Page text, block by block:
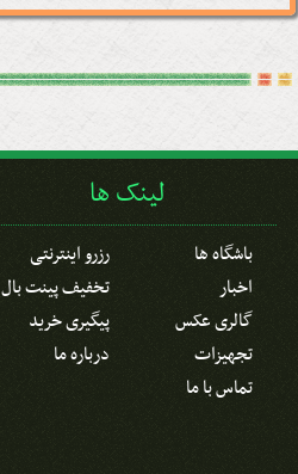
لینک ها
باشگاه ها
رزرو اینترنتی
اخبار
تخفیف پینت بال
گالری عکس
پیگیری خرید
تجهیزات
درباره ما
تماس با ما